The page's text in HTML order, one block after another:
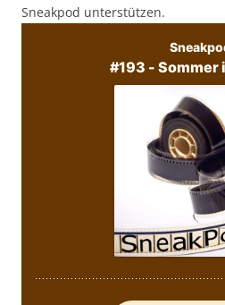
Sneakpod unterstützen.